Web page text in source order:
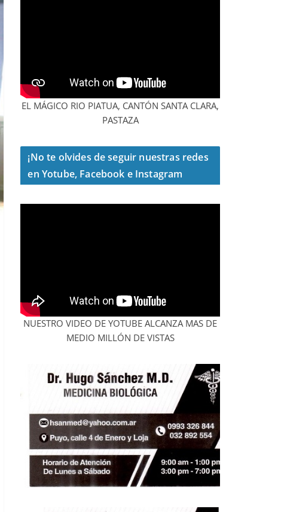
EL MÁGICO RIO PIATUA, CANTÓN SANTA CLARA,
PASTAZA
¡No te olvides de seguir nuestras redes
en Yotube, Facebook e Instagram
NUESTRO VIDEO DE YOTUBE ALCANZA MAS DE
MEDIO MILLÓN DE VISTAS